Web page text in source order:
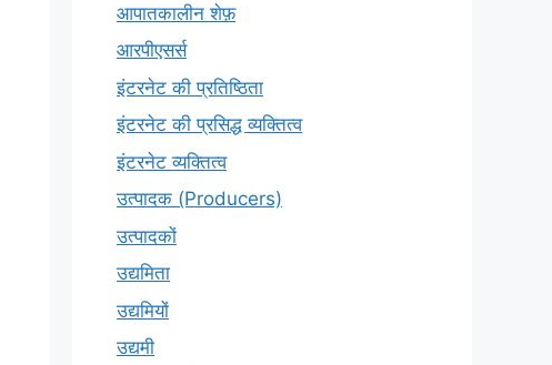
आपातकालीन शेफ़
आरपीएसर्स
इंटरनेट की प्रतिष्ठिता
इंटरनेट की प्रसिद्ध व्यक्तित्व
इंटरनेट व्यक्तित्व
उत्पादक (Producers)
उत्पादकों
उद्यमिता
उद्यमियों
उद्यमी